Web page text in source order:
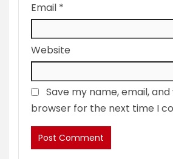
Email *
Website
Save my name, email,
browser for the next time I